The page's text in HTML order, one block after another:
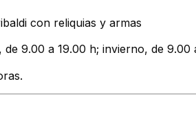
con reliquias y armas
9.00 a 19.00 h; invierno, de